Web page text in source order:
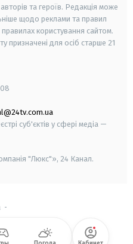
та героїв. Редакція може
щодо реклами та правил
користування сайтом.
призначені для осіб старше 21
суб'єктів у сфері медіа —
"Люкс"», 24 Канал.
-